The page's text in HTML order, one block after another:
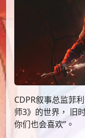
CDPR叙事总监菲
师3》的世界， 旧
你们也会喜欢”。